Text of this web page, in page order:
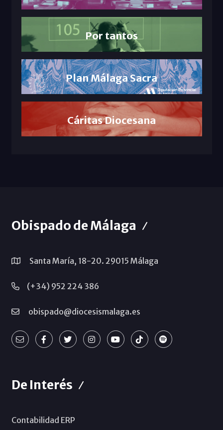
Por tantos
Plan Málaga Sacra
Cáritas Diocesana
Obispado de Málaga
Santa María, 18-20. 29015 Málaga
(+34) 952 224 386
obispado@diocesismalaga.es
De Interés
Contabilidad ERP